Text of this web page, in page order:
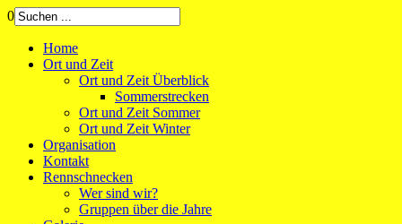
0
Home
Ort und Zeit
Ort und Zeit Überblick
Sommerstrecken
Ort und Zeit Sommer
Ort und Zeit Winter
Organisation
Kontakt
Rennschnecken
Wer sind wir?
Gruppen über die Jahre